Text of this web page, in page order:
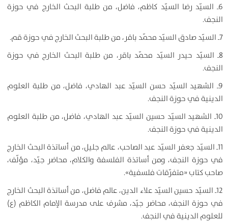
6ـ السيّد رضا السيّد كاظم، فاضل، من طلبة البحث الخارج في حوزة
النجف.
7ـ السيّد صادق السيّد محمّد باقر، من طلبة البحث الخارج في حوزة قم.
8ـ السيّد حيدر السيّد محمّد باقر، من طلبة البحث الخارج في حوزة
النجف.
9ـ الشهيد السيّد حسن السيّد عبد الهادي، فاضل، من طلبة العلوم
الدينية في حوزة النجف.
10ـ الشهيد السيّد حسين السيّد عبد الهادي، فاضل، من طلبة العلوم
الدينية في حوزة النجف.
11ـ السيّد جعفر السيّد عبد الصاحب، عالم جليل، من أساتذة البحث الخارج
في حوزة النجف، ومن أساتذة الفلسفة والكلام، محاضر جيّد، مؤلّف،
صاحب كتاب «متفرّقات فلسفية».
12ـ السيّد حسين السيّد علاء الدين، عالم فاضل، من أساتذة البحث الخارج
في حوزة النجف، محاضر جيّد، مشرف على مدرسة الإمام الكاظم (ع)
للعلوم الدينية في النجف.